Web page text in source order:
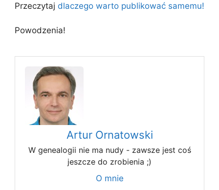
Przeczytaj dlaczego warto publikować samemu!
Powodzenia!
Artur Ornatowski
W genealogii nie ma nudy - zawsze jest coś
jeszcze do zrobienia ;)
O mnie